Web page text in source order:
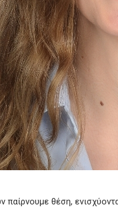
παίρνουμε θέση,